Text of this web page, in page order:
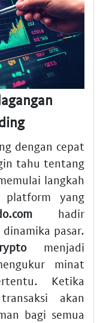
dengan cepat
tahu tentang
langkah
platform yang
hadir
pasar.
menjadi
minat
Ketika
akan
bagi semua